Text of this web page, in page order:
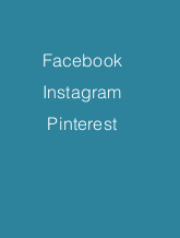
Facebook
Instagram
Pinterest